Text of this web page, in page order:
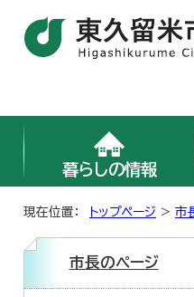
暮らしの情報
現在位置： トップページ > 市
市長のページ